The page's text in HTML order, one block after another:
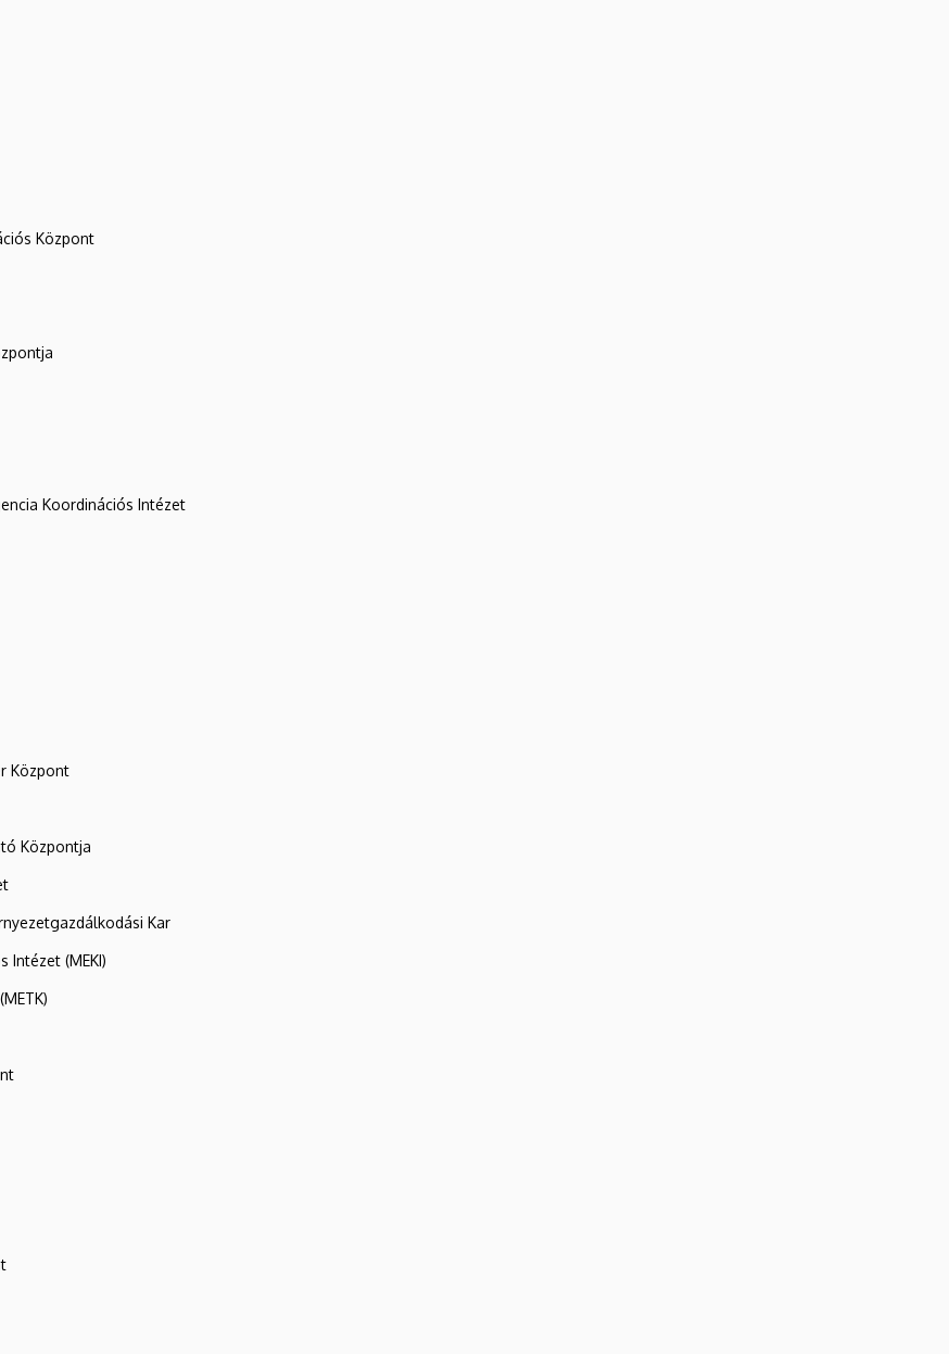
Központ
Koordinációs Intézet
Központ
Központja
Kar
Intézet (MEKI)